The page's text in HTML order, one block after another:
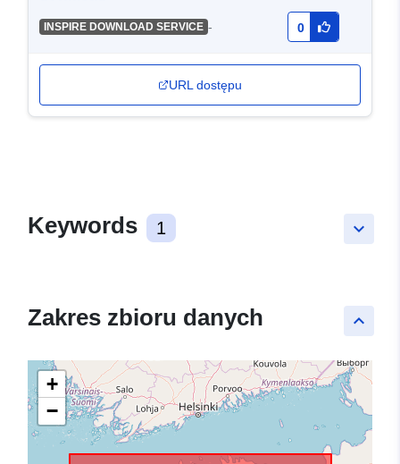
INSPIRE DOWNLOAD SERVICE - 0
URL dostępu
keyboard_arrow_down
Keywords 1
keyboard_arrow_up
Zakres zbioru danych
+
−